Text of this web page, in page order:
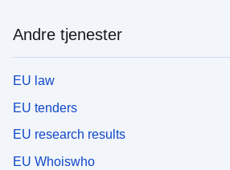
Andre tjenester
EU law
EU tenders
EU research results
EU Whoiswho